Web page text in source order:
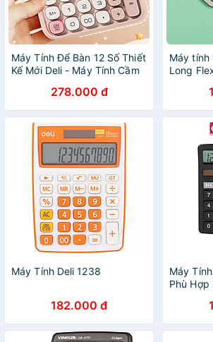
Máy Tính Để Bàn 12 Số Thiết
Kế Mới Deli - Máy Tính Cầm
Lượng Cao Dùng Cho Văn
Phòng
278.000 đ
Máy tính
Long
và năng
Máy Tính Deli 1238
182.000 đ
Máy
Phù Hợp
Tiện Lợi